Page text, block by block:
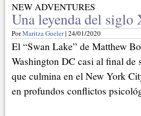
NEW ADVENTURES
Una leyenda del siglo
PorMaritza Gueler| 24/01/2020
El “Swan Lake” de Matthew
Washington DC casi al final de
que culmina en el New York
en profundos conflictos